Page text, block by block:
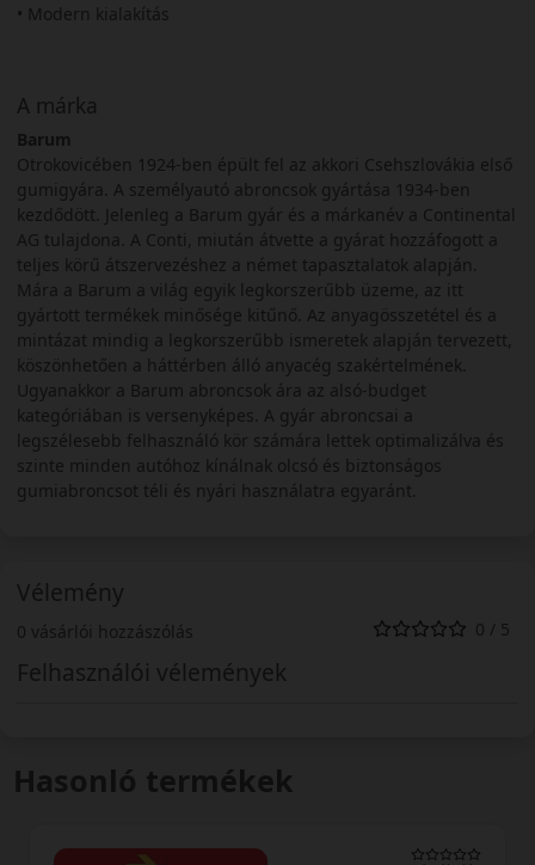
• Modern kialakítás
A márka
Barum
Otrokovicében 1924-ben épült fel az akkori Csehszlovákia első
gumigyára. A személyautó abroncsok gyártása 1934-ben
kezdődött. Jelenleg a Barum gyár és a márkanév a Continental
AG tulajdona. A Conti, miután átvette a gyárat hozzáfogott a
teljes körű átszervezéshez a német tapasztalatok alapján.
Mára a Barum a világ egyik legkorszerűbb üzeme, az itt
gyártott termékek minősége kitűnő. Az anyagösszetétel és a
mintázat mindig a legkorszerűbb ismeretek alapján tervezett,
köszönhetően a háttérben álló anyacég szakértelmének.
Ugyanakkor a Barum abroncsok ára az alsó-budget
kategóriában is versenyképes. A gyár abroncsai a
legszélesebb felhasználó kör számára lettek optimalizálva és
szinte minden autóhoz kínálnak olcsó és biztonságos
gumiabroncsot téli és nyári használatra egyaránt.
Vélemény
0 vásárlói hozzászólás 0 / 5
Felhasználói vélemények
Hasonló termékek